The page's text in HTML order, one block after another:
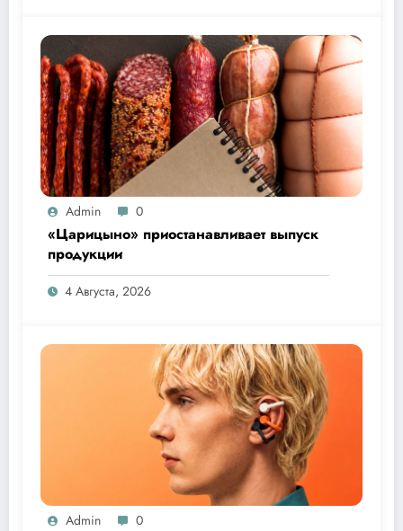
Admin 0
«Царицыно» приостанавливает выпуск
продукции
4 Августа, 2026
Admin 0